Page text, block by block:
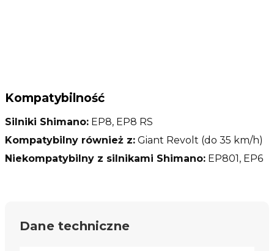
Kompatybilność
Silniki Shimano: EP8, EP8 RS
Kompatybilny również z: Giant Revolt (do 35 km/h)
Niekompatybilny z silnikami Shimano: EP801, EP6
Dane techniczne